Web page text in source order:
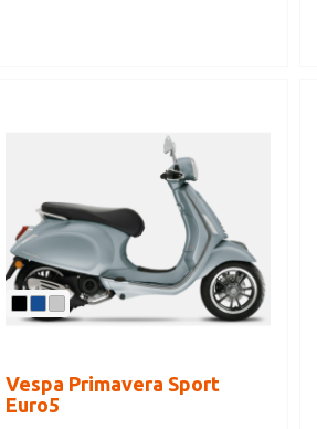
Vespa Primavera Sport
Euro5